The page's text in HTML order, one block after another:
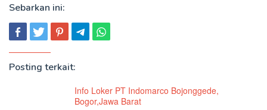
Sebarkan ini:
Posting terkait:
Info Loker PT Indomarco Bojonggede,
Bogor,Jawa Barat